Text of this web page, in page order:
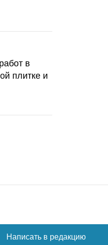
в
плитке и
Написать в редакцию